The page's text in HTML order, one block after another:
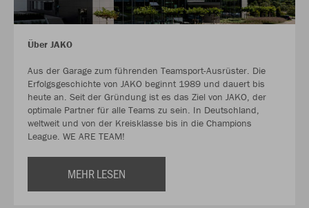
Über JAKO
Aus der Garage zum führenden Teamsport-Ausrüster. Die
Erfolgsgeschichte von JAKO beginnt 1989 und dauert bis
heute an. Seit der Gründung ist es das Ziel von JAKO, der
optimale Partner für alle Teams zu sein. In Deutschland,
weltweit und von der Kreisklasse bis in die Champions
League. WE ARE TEAM!
MEHR LESEN